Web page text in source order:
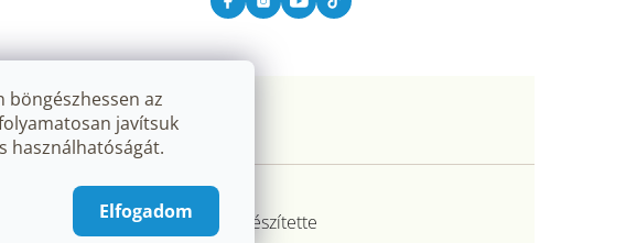
böngészhessen az
javítsuk
használhatóságát.
Elfogadom
Shoptet Premium készítette